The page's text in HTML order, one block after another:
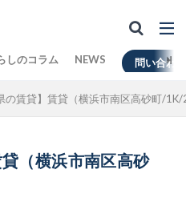
しのコラム NEWS 問い合わせ
の賃貸】賃貸（横浜市南区高砂町/
貸（横浜市南区高砂